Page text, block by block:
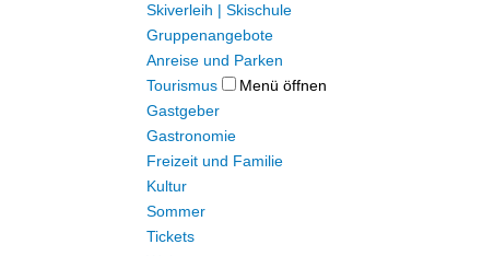
Skiverleih | Skischule
Gruppenangebote
Anreise und Parken
Tourismus
Menü öffnen
Gastgeber
Gastronomie
Freizeit und Familie
Kultur
Sommer
Tickets